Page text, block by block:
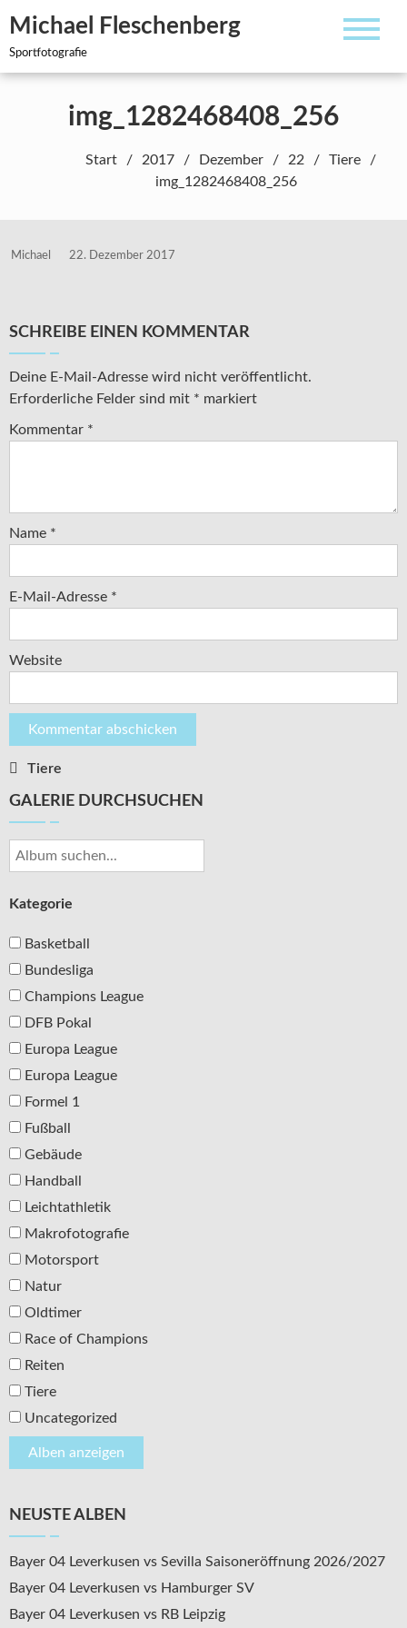
Inhalt
springen
Michael Fleschenberg
Sportfotografie
img_1282468408_256
Start 2017 Dezember 22
Tiere
img_1282468408_256
Michael 22. Dezember 2017
SCHREIBE EINEN KOMMENTAR
Deine E-Mail-Adresse wird nicht veröffentlicht.
Erforderliche Felder sind mit * markiert
Kommentar *
Name *
E-Mail-Adresse *
Website
Tiere
GALERIE DURCHSUCHEN
Kategorie
Basketball
Bundesliga
Champions League
DFB Pokal
Europa League
Europa League
Formel 1
Fußball
Gebäude
Handball
Leichtathletik
Makrofotografie
Motorsport
Natur
Oldtimer
Race of Champions
Reiten
Tiere
Uncategorized
NEUSTE ALBEN
Bayer 04 Leverkusen vs Sevilla Saisoneröffnung 2026/2027
Bayer 04 Leverkusen vs Hamburger SV
Bayer 04 Leverkusen vs RB Leipzig